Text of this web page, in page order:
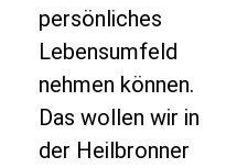
persönliches
Lebensumfeld
nehmen können.
Das wollen wir in
der Heilbronner